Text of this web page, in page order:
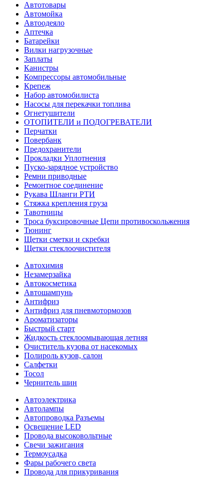
Автотовары
Автомойка
Автоодеяло
Аптечка
Батарейки
Вилки нагрузочные
Заплаты
Канистры
Компрессоры автомобильные
Крепеж
Набор автомобилиста
Насосы для перекачки топлива
Огнетушители
ОТОПИТЕЛИ и ПОДОГРЕВАТЕЛИ
Перчатки
Повербанк
Предохранители
Прокладки Уплотнения
Пуско-зарядное устройство
Ремни приводные
Ремонтное соединение
Рукава Шланги РТИ
Стяжка крепления груза
Тавотницы
Троса буксировочные Цепи противоскольжения
Тюнинг
Щетки сметки и скребки
Щетки стеклоочистителя
Автохимия
Незамерзайка
Автокосметика
Автошампунь
Антифриз
Антифриз для пневмотормозов
Ароматизаторы
Быстрый старт
Жидкость стеклоомывающая летняя
Очиститель кузова от насекомых
Полироль кузов, салон
Салфетки
Тосол
Чернитель шин
Автоэлектрика
Автолампы
Автопроводка Разъемы
Освещение LED
Провода высоковольтные
Свечи зажигания
Термоусадка
Фары рабочего света
Провода для прикуривания